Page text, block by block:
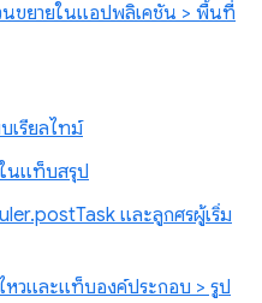
ขยายในแอปพลิเคชัน > พื้นที่
เรียลไทม์
นแท็บสรุป
และลูกศรผู้เริ่ม
หวและแท็บองค์ประกอบ > รูป